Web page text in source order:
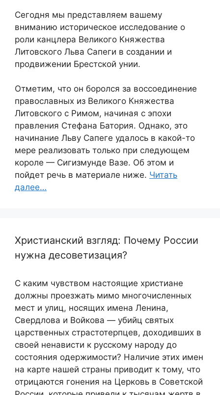
Сегодня мы представляем вашему
вниманию историческое исследование о
роли канцлера Великого Княжества
Литовского Льва Сапеги в создании и
продвижении Брестской унии.
Отметим, что он боролся за воссоединение
православных из Великого Княжества
Литовского с Римом, начиная с эпохи
правления Стефана Батория. Однако, это
начинание Льву Сапеге удалось в какой-то
мере реализовать только при следующем
короле — Сигизмунде Вазе. Об этом и
пойдет речь в материале ниже. Читать
далее…
Христианский взгляд: Почему России
нужна десоветизация?
С каким чувством настоящие христиане
должны проезжать мимо многочисленных
мест и улиц, носящих имена Ленина,
Свердлова и Войкова — убийц святых
царственных страстотерпцев, доходивших в
своей ненависти к русскому народу до
состояния одержимости? Наличие этих имен
на карте нашей страны приводит к тому, что
отрицаются гонения на Церковь в Советской